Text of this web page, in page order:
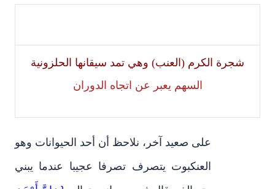
شجرة الكرم (العنب) وهي تمد سيقانها الحلزونية
السهم يعبر عن اتجاه الدوران
على صعيد آخر، نلاحظ أن أحد الحيوانات وهو
العنكبوت يتصرف تصرفا عجيبا عندما يبني